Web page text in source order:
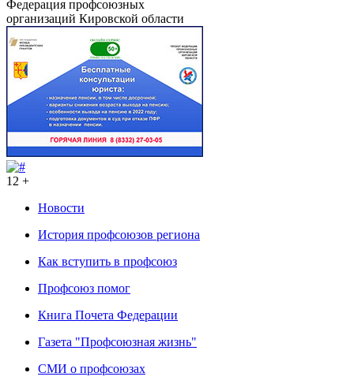
Федерация профсоюзных
организаций Кировской области
12 +
Новости
История профсоюзов региона
Как вступить в профсоюз
Профсоюз помог
Книга Почета Федерации
Газета "Профсоюзная жизнь"
СМИ о профсоюзах